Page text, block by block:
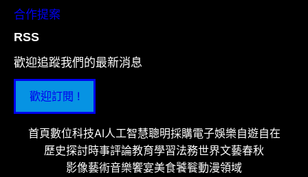
合作提案
RSS
歡迎追蹤我們的最新消息
歡迎訂閱 !
首頁數位科技AI人工智慧聰明採購電子娛樂自遊自在
歷史探討時事評論教育學習法務世界文藝春秋
影像藝術音樂饗宴美食饕餮動漫領域